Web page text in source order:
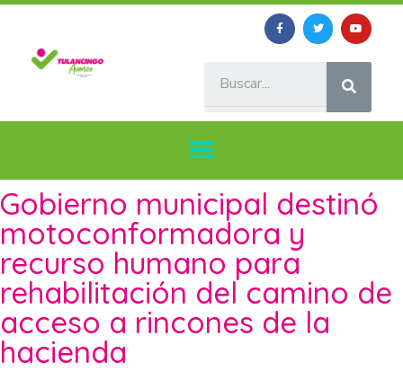
Gobierno municipal destinó
motoconformadora y
recurso humano para
rehabilitación del camino de
acceso a rincones de la
hacienda